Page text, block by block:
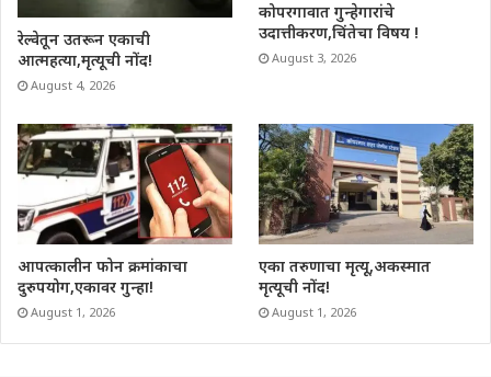
रेल्वेतून उतरून एकाची
आत्महत्या,मृत्यूची नोंद!
August 4, 2026
कोपरगावात गुन्हेगारांचे
उदात्तीकरण,चिंतेचा विषय !
August 3, 2026
आपत्कालीन फोन क्रमांकाचा
दुरुपयोग,एकावर गुन्हा!
August 1, 2026
एका तरुणाचा मृत्यू,अकस्मात
मृत्यूची नोंद!
August 1, 2026